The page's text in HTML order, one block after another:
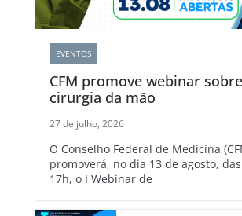
EVENTOS
CFM promove webinar sobre
cirurgia da mão
27 de julho, 2026
O Conselho Federal de Medicina
promoverá, no dia 13 de agosto,
17h, o I Webinar de